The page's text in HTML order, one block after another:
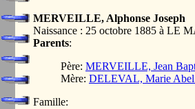
MERVEILLE, Alphonse Joseph
Naissance : 25 octobre 1885 à LE
Parents:
Père: MERVEILLE, Jean
Mère: DELEVAL, Marie
Famille: